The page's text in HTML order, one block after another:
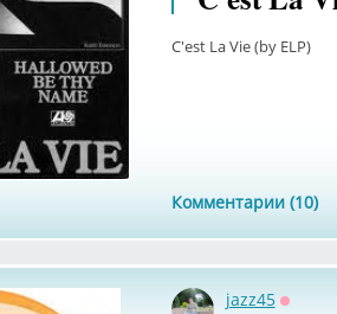
C'est La Vie (by ELP)
Комментарии (10)
jazz45